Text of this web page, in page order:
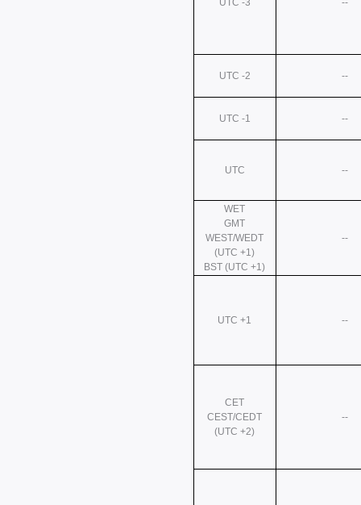
UTC -3 --
UTC -2 --
UTC -1 --
UTC --
WET
GMT
WEST/WEDT
(UTC +1)
BST (UTC +1)
--
UTC +1 --
CET
CEST/CEDT
(UTC +2)
--